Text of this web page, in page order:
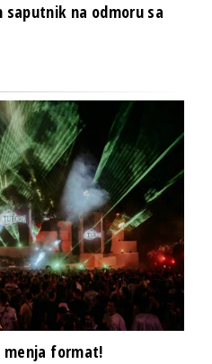
saputnik na odmoru sa
menja format!